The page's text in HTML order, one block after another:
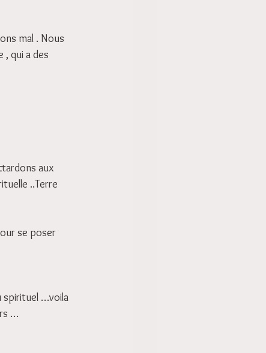
mal . Nous
qui a des
aux
..Terre
se poser
spirituel …voila
…